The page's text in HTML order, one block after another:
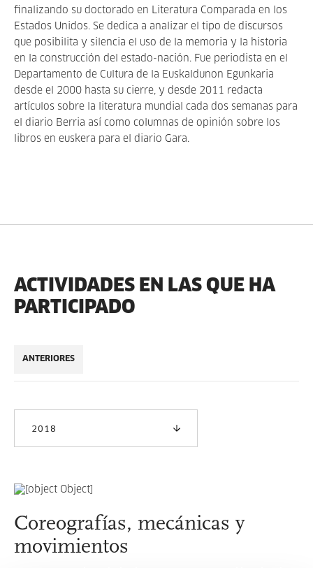
finalizando su doctorado en Literatura Comparada en los
Estados Unidos. Se dedica a analizar el tipo de discursos
que posibilita y silencia el uso de la memoria y la historia
en la construcción del estado-nación. Fue periodista en el
Departamento de Cultura de la Euskaldunon Egunkaria
desde el 2000 hasta su cierre, y desde 2011 redacta
artículos sobre la literatura mundial cada dos semanas para
el diario Berria así como columnas de opinión sobre los
libros en euskera para el diario Gara.
ACTIVIDADES EN LAS QUE HA
PARTICIPADO
ANTERIORES
2018
Coreografías, mecánicas y
movimientos